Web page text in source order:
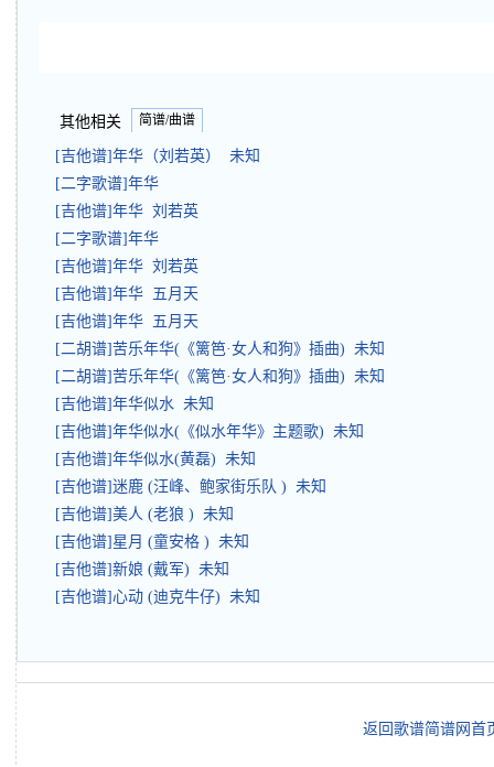
其他相关 简谱/曲谱
[吉他谱]年华（刘若英） 未知
[二字歌谱]年华
[吉他谱]年华 刘若英
[二字歌谱]年华
[吉他谱]年华 刘若英
[吉他谱]年华 五月天
[吉他谱]年华 五月天
[二胡谱]苦乐年华(《篱笆·女人和狗》插曲) 未知
[二胡谱]苦乐年华(《篱笆·女人和狗》插曲) 未知
[吉他谱]年华似水 未知
[吉他谱]年华似水(《似水年华》主题歌) 未知
[吉他谱]年华似水(黄磊) 未知
[吉他谱]迷鹿 (汪峰、鲍家街乐队 ) 未知
[吉他谱]美人 (老狼 ) 未知
[吉他谱]星月 (童安格 ) 未知
[吉他谱]新娘 (戴军) 未知
[吉他谱]心动 (迪克牛仔) 未知
返回歌谱简谱网首